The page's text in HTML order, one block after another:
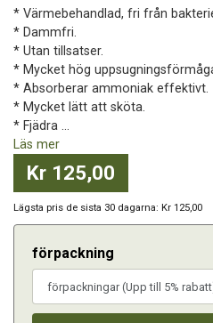
* Värmebehandlad, fri från
* Dammfri.
* Utan tillsatser.
* Mycket hög
* Absorberar ammoniak effektivt.
* Mycket lätt att sköta.
* Fjädra ...
Läs mer
Kr 125,00
Lägsta pris de sista 30 dagarna: Kr 125,00
förpackning